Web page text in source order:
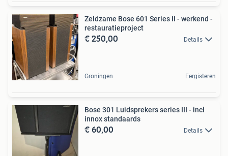
Zeldzame Bose 601 Series II - werkend -
restauratieproject
€ 250,00 Details
Groningen Eergisteren
Bose 301 Luidsprekers series III - incl
innox standaards
€ 60,00 Details